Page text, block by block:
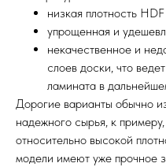
низкая плотность
упрощенная и
некачественное и
слоев доски, что
ламината в
Дорогие варианты обычно
надежного сырья, к
относительно высокой
модели имеют уже прочное